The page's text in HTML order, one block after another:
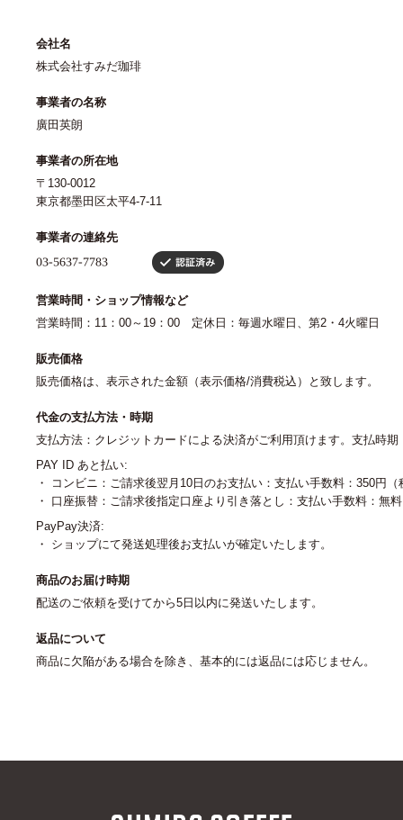
会社名
株式会社すみだ珈琲
事業者の名称
廣田英朗
事業者の所在地
〒130-0012
東京都墨田区太平4-7-11
事業者の連絡先
営業時間・ショップ情報など
営業時間：11：00～19：00 定休日：毎週水曜日、第2・4火曜日
販売価格
販売価格は、表示された金額（表示価格/消費税込）と致します。
代金の支払方法・時期
支払方法：クレジットカードによる決済がご利用頂けます。支払時
PAY ID あと払い:
・ コンビニ：ご請求後翌月10日のお支払い：支払い手数料：350円（
・ 口座振替：ご請求後指定口座より引き落とし：支払い手数料：無料
PayPay決済:
・ ショップにて発送処理後お支払いが確定いたします。
商品のお届け時期
配送のご依頼を受けてから5日以内に発送いたします。
返品について
商品に欠陥がある場合を除き、基本的には返品には応じません。